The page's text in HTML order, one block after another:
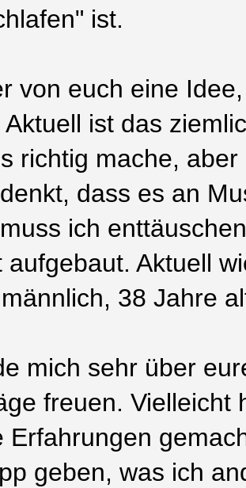
ist.
von euch eine
Aktuell ist das
richtig mache,
dass es an
ich
aufgebaut. Aktuell
38 Jahre
mich sehr über
freuen. Vielleicht
Erfahrungen
geben, was ich